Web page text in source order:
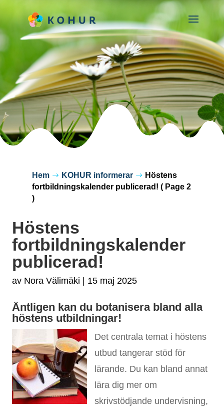
Hem $ KOHUR informerar $ Höstens
fortbildningskalender publicerad! ( Page 2
)
Höstens
fortbildningskalender
publicerad!
av Nora Välimäki | 15 maj 2025
Äntligen kan du botanisera bland alla
höstens utbildningar!
Det centrala temat i höstens
utbud tangerar stöd för
lärande. Du kan bland annat
lära dig mer om
skrivstödjande undervisning,